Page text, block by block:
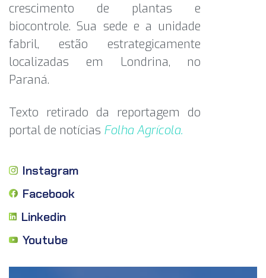
crescimento de plantas e
biocontrole. Sua sede e a unidade
fabril, estão estrategicamente
localizadas em Londrina, no
Paraná.
Texto retirado da reportagem do
portal de notícias Folha Agrícola.
Instagram
Facebook
Linkedin
Youtube